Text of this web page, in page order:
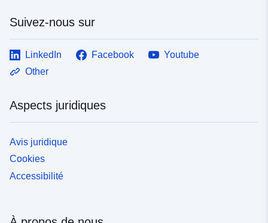
Suivez-nous sur
LinkedIn Facebook
Youtube
Other
Aspects juridiques
Avis juridique
Cookies
Accessibilité